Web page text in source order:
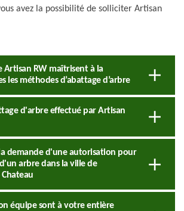
avez la possibilité de solliciter Artisan
Artisan RW maîtrisent à la
les méthodes d’abattage d’arbre
d'arbre effectué par Artisan
la demande d'une autorisation pour
arbre dans la ville de
équipe sont à votre entière